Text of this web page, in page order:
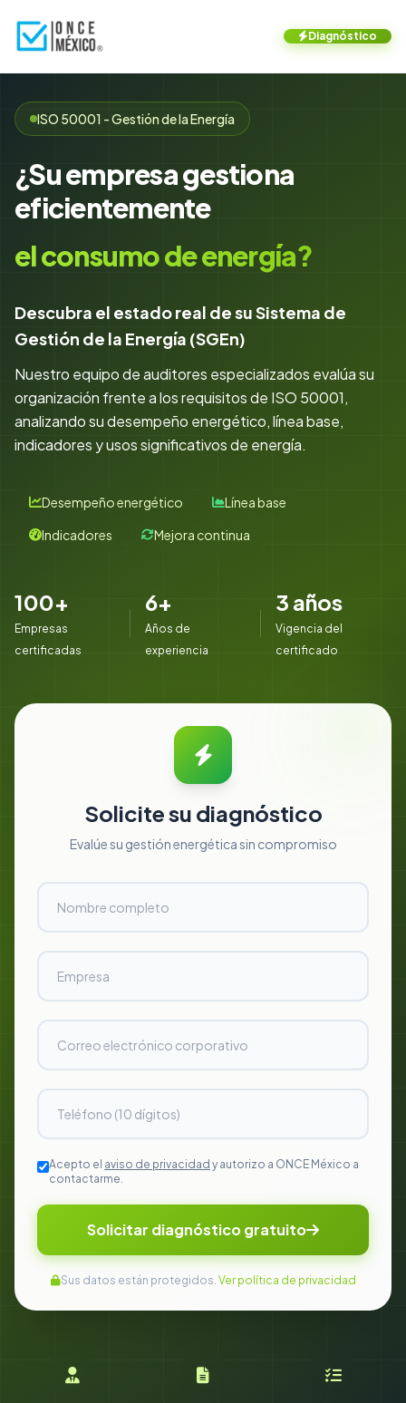
Diagnóstico
ISO 50001 - Gestión de la Energía
¿Su empresa gestiona
eficientemente
el consumo de energía?
Descubra el estado real de su Sistema de
Gestión de la Energía (SGEn)
Nuestro equipo de auditores especializados evalúa su
organización frente a los requisitos de ISO 50001,
analizando su desempeño energético, línea base,
indicadores y usos significativos de energía.
Desempeño energético
Línea base
Indicadores
Mejora continua
100+
Empresas
certificadas
6+
Años de
experiencia
3 años
Vigencia del
certificado
Solicite su diagnóstico
Evalúe su gestión energética sin compromiso
Acepto el aviso de privacidad y autorizo a ONCE México a
contactarme.
Solicitar diagnóstico gratuito
Sus datos están protegidos. Ver política de privacidad